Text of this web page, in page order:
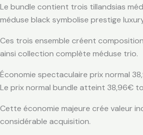
Le bundle contient trois tillandsias
méduse black symbolise prestige
Ces trois ensemble créent
ainsi collection complète méduse trio.
Économie spectaculaire prix normal
Le prix normal bundle atteint 38,96€
Cette économie majeure crée valeur
considérable acquisition.